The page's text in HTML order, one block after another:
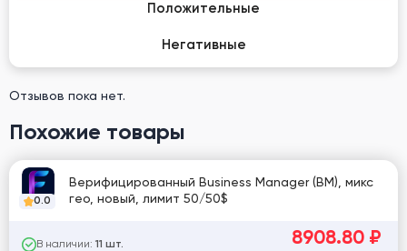
Положительные
Негативные
Отзывов пока нет.
Похожие товары
0.0
Верифицированный Business Manager (BM), микс
гео, новый, лимит 50/50$
В наличии: 11 шт. 8908.80 ₽